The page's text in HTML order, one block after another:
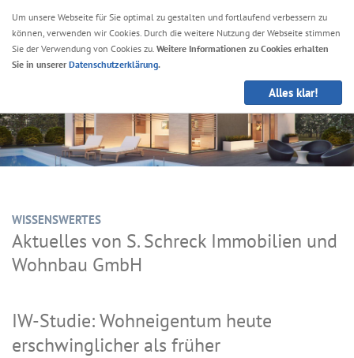
WISSENSWERTES
Aktuelles von S. Schreck Immobilien und
Wohnbau GmbH
IW-Studie: Wohneigentum heute
erschwinglicher als früher
Um unsere Webseite für Sie optimal zu gestalten und fortlaufend verbessern zu
können, verwenden wir Cookies. Durch die weitere Nutzung der Webseite stimmen
Sie der Verwendung von Cookies zu. Weitere Informationen zu Cookies erhalten
Sie in unserer Datenschutzerklärung.
Alles klar!